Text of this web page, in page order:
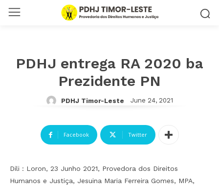
PDHJ entrega RA 2020 ba
Prezidente PN
PDHJ Timor-Leste June 24, 2021
Facebook Twitter
Dili : Loron, 23 Junho 2021, Provedora dos Direitos
Humanos e Justiça, Jesuina Maria Ferreira Gomes, MPA,